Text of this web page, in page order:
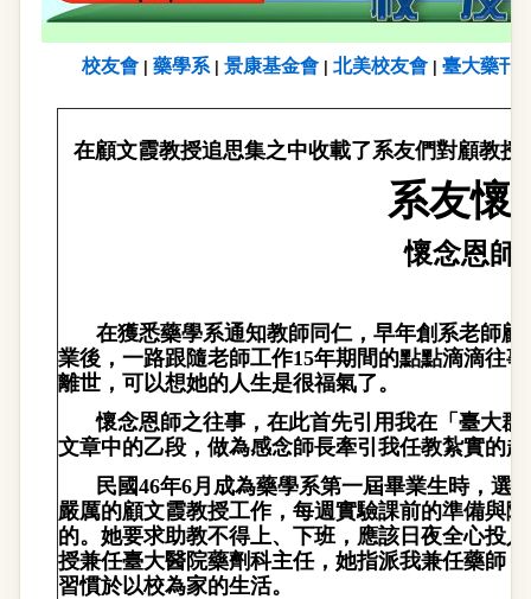
校友會 藥學系| 景康基金會 北美校友會 臺大藥刊
在顧文霞教授追思集之中收載了系友們對顧教
系友懷
懷念恩師
在獲悉藥學系通知教師同仁，早年創系老師
業後，一路跟隨老師工作15年期間的點點滴滴往
離世，可以想她的人生是很福氣了。
懷念恩師之往事，在此首先引用我在「臺大群
文章中的乙段，做為感念師長牽引我任教紮實的
民國46年6月成為藥學系第一屆畢業生時，選
嚴厲的顧文霞教授工作，每週實驗課前的準備與
的。她要求助教不得上、下班，應該日夜全心投
授兼任臺大醫院藥劑科主任，她指派我兼任藥師
習慣於以校為家的生活。